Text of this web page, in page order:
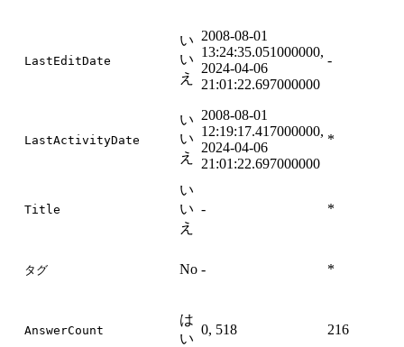
LastEditDate
い
い
え
2008-08-01
13:24:35.051000000,
2024-04-06
21:01:22.697000000
-
LastActivityDate
い
い
え
2008-08-01
12:19:17.417000000,
2024-04-06
21:01:22.697000000
*
Title
い
い
え
- *
タグ No - *
AnswerCount
は
い
0, 518 216